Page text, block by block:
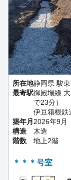
所在地静岡県 駿
最寄駅御殿場線
で23分）
伊豆箱根鉄
築年月 2026年9月
構造
木造
階数
地上2階
＊＊＊号室